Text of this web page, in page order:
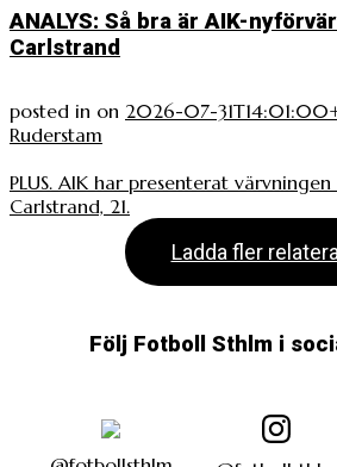
ANALYS: Så bra är AIK-
Carlstrand
posted in on 2026-07-
Ruderstam
PLUS. AIK har presenterat
Carlstrand, 21.
Ladda fler
Följ Fotboll Sthlm i